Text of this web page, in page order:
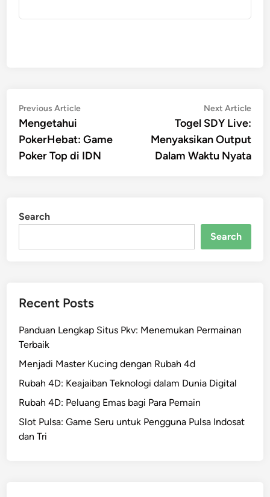
Post
navigation
Previous ArticlePrevious
Mengetahui
PokerHebat: Game
Poker Top di IDN
Next Article
Togel SDY Live:
Menyaksikan Output
Dalam Waktu Nyata
Search
Search
Recent Posts
Panduan Lengkap Situs Pkv: Menemukan Permainan
Terbaik
Menjadi Master Kucing dengan Rubah 4d
Rubah 4D: Keajaiban Teknologi dalam Dunia Digital
Rubah 4D: Peluang Emas bagi Para Pemain
Slot Pulsa: Game Seru untuk Pengguna Pulsa Indosat
dan Tri